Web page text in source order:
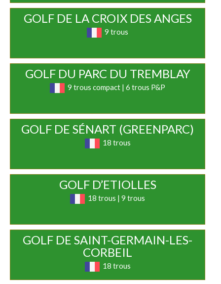
GOLF DE LA CROIX DES ANGES
9 trous
GOLF DU PARC DU TREMBLAY
9 trous compact | 6 trous P&P
GOLF DE SÉNART (GREENPARC)
18 trous
GOLF D’ETIOLLES
18 trous | 9 trous
GOLF DE SAINT-GERMAIN-LES-
CORBEIL
18 trous